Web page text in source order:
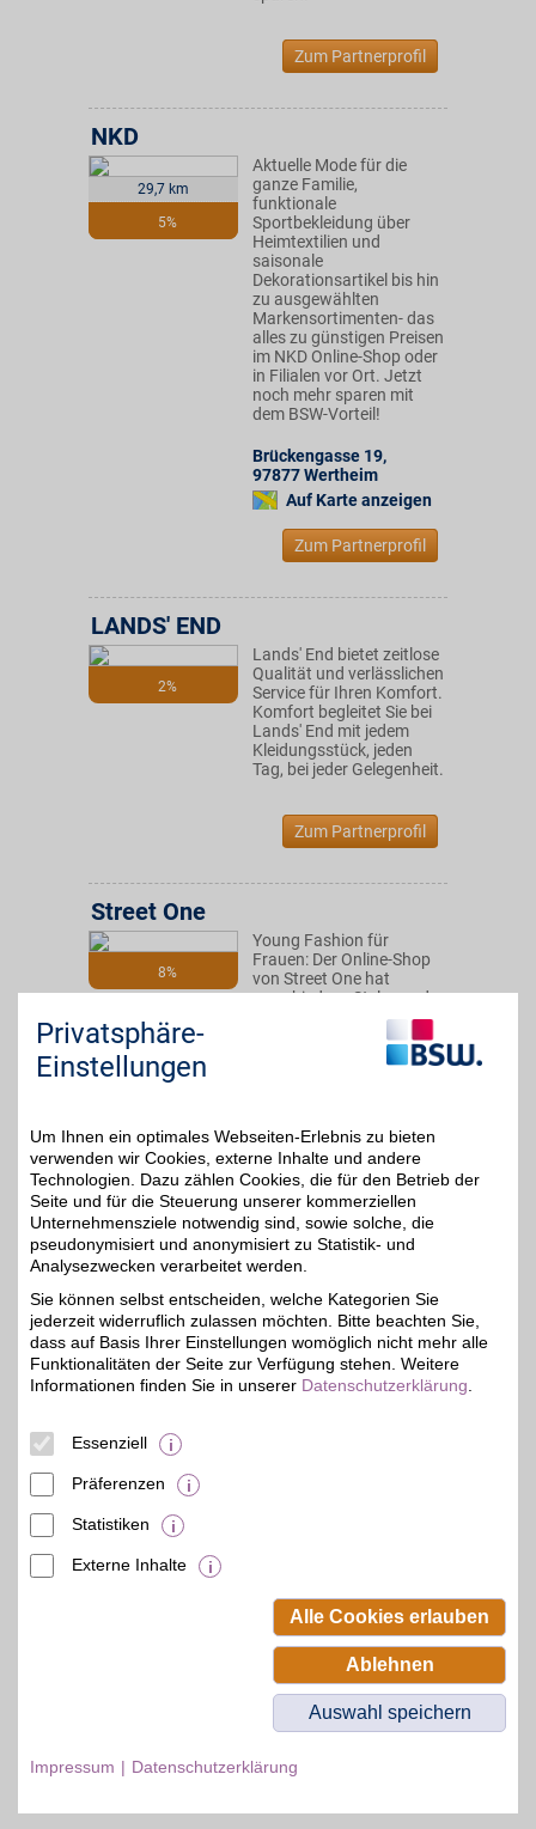
Zum Partnerprofil
29,7 km
5%
NKD
Aktuelle Mode für die
ganze Familie,
funktionale
Sportbekleidung über
Heimtextilien und
saisonale
Dekorationsartikel bis hin
zu ausgewählten
Markensortimenten- das
alles zu günstigen Preisen
im NKD Online-Shop oder
in Filialen vor Ort. Jetzt
noch mehr sparen mit
dem BSW-Vorteil!
Brückengasse 19,
97877Wertheim
Auf Karte anzeigen
Zum Partnerprofil
2%
LANDS' END
Lands' End bietet zeitlose
Qualität und verlässlichen
Service für Ihren Komfort.
Komfort begleitet Sie bei
Lands' End mit jedem
Kleidungsstück, jeden
Tag, bei jeder Gelegenheit.
Zum Partnerprofil
8%
Street One
Young Fashion für
Frauen: Der Online-Shop
von Street One hat
verschiedene Styles und
abwechslungsreiche
Mode - von Tops über
Jerseykleider bis Chinos.
Zum Partnerprofil
bis zu 4%
MUSTANG
Bei der Lifestylemarke
perfekter Passform und
Qualität sowie Bekleidung
und Schuhe für Frauen
und Männer online
bestellen. Mit BSW-Vorteil
Beamten-Selbsthilfewerk GmbH.
Privatsphäre-
Einstellungen
Um Ihnen ein optimales Webseiten-Erlebnis zu bieten
verwenden wir Cookies, externe Inhalte und andere
Technologien. Dazu zählen Cookies, die für den Betrieb der
Seite und für die Steuerung unserer kommerziellen
Unternehmensziele notwendig sind, sowie solche, die
pseudonymisiert und anonymisiert zu Statistik- und
Analysezwecken verarbeitet werden.
Sie können selbst entscheiden, welche Kategorien Sie
jederzeit widerruflich zulassen möchten. Bitte beachten Sie,
dass auf Basis Ihrer Einstellungen womöglich nicht mehr alle
Funktionalitäten der Seite zur Verfügung stehen. Weitere
Informationen finden Sie in unserer Datenschutzerklärung
Essenziell
Präferenzen
Statistiken
Externe Inhalte
Alle Cookies erlauben
Ablehnen
Auswahl speichern
Impressum Datenschutzerklärung